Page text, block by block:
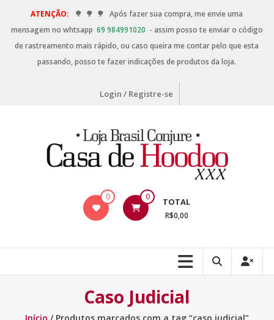
ATENÇÃO: 🌳 🌳 🌳 Após fazer sua compra, me envie uma
mensagem no whtsapp 69 984991020 - assim posso te enviar o código
de rastreamento mais rápido, ou caso queira me contar pelo que esta
passando, posso te fazer indicações de produtos da loja.
Login / Registre-se
0 0 TOTAL
R$0,00
Caso Judicial